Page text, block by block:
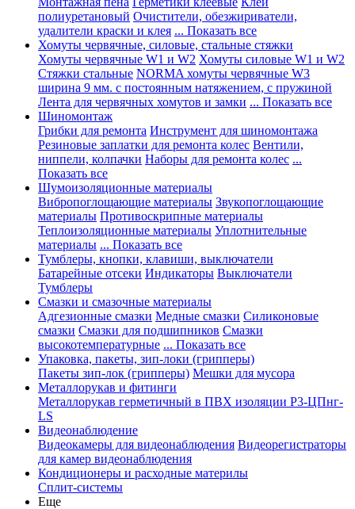
полиуретановый Очистители, обезжириватели,
удалители краски и клея ... Показать все
Хомуты червячные, силовые, стальные стяжки
Хомуты червячные W1 и W2 Хомуты силовые W1 и W2
Стяжки стальные NORMA хомуты червячные W3
ширина 9 мм. с постоянным натяжением, с пружиной
Лента для червячных хомутов и замки ... Показать все
Шиномонтаж
Грибки для ремонта Инструмент для шиномонтажа
Резиновые заплатки для ремонта колес Вентили,
ниппели, колпачки Наборы для ремонта колес ...
Показать все
Шумоизоляционные материалы
Вибропоглощающие материалы Звукопоглощающие
материалы Противоскрипные материалы
Теплоизоляционные материалы Уплотнительные
материалы ... Показать все
Тумблеры, кнопки, клавиши, выключатели
Батарейные отсеки Индикаторы Выключатели
Тумблеры
Смазки и смазочные материалы
Адгезионные смазки Медные смазки Силиконовые
смазки Смазки для подшипников Смазки
высокотемпературные ... Показать все
Упаковка, пакеты, зип-локи (грипперы)
Пакеты зип-лок (грипперы) Мешки для мусора
Металлорукав и фитинги
Металлорукав герметичный в ПВХ изоляции Р3-ЦПнг-
LS
Видеонаблюдение
Видеокамеры для видеонаблюдения Видеорегистраторы
для камер видеонаблюдения
Кондиционеры и расходные материлы
Сплит-системы
Еще